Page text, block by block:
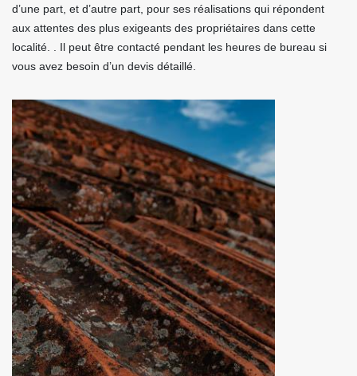
d’une part, et d’autre part, pour ses réalisations qui répondent
aux attentes des plus exigeants des propriétaires dans cette
localité. . Il peut être contacté pendant les heures de bureau si
vous avez besoin d’un devis détaillé.